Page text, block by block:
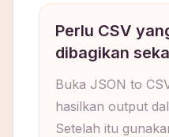
Perlu CSV
dibagikan
Buka JSON to
hasilkan output
Setelah itu